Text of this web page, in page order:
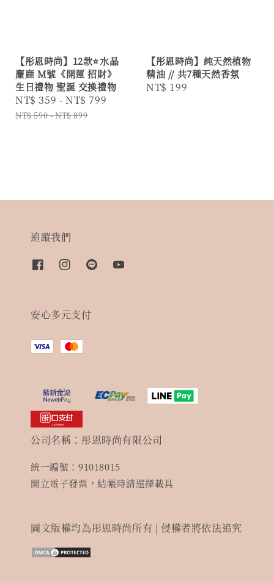
【彤恩時尚】12款⭐水晶
麋鹿 M號《開運 招財》
生日禮物 聖誕 交換禮物
Sale
price
NT$ 359 -NT$ 799
NT$ 590-NT$ 899
【彤恩時尚】純天然植物
精油 // 共7種天然香氛
Regular
NT$ 199
追蹤我們
安心多元支付
公司名稱：彤恩時尚有限公司
統一編號：91018015
開立電子發票，結帳時請選擇載具
圖文版權均為彤恩時尚所有 | 侵權者將依法追究